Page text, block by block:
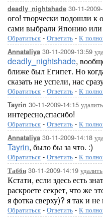
deadly_nightshade 30-11-
ого! творчески подошли
сами выбрали Японию или
Обратиться - Ответить - К
Annataliya 30-11-2009-13:59
deadly_nightshade,
ближе был Египет. Но
сказать не успели, нас
Обратиться - Ответить - К
Tayrin 30-11-2009-14:15 удалить
интересно,спасибо!
Обратиться - Ответить - К
Annataliya 30-11-2009-14:18
Tayrin, было бы за что. :)
Обратиться - Ответить - К
Табби 30-11-2009-14:19 удалить
Кстати, если здесь есть
раскроете секрет, что же
я фотка сверху)? я так и
Обратиться - Ответить - К